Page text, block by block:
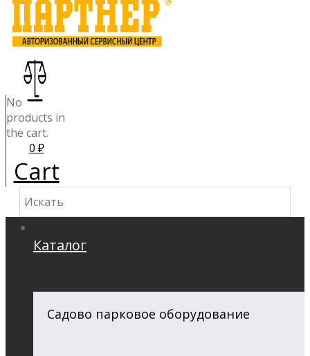
No
products in
the cart.
0 ₽
Cart
Каталог
Садово парковое оборудование